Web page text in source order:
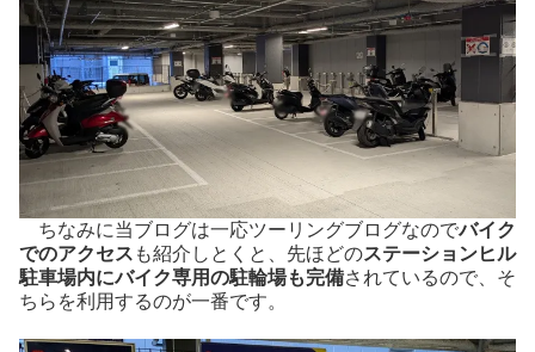
ちなみに当ブログは一応ツーリングブログなのでバイク
でのアクセス も紹介しとくと、先ほどのステーションヒル
駐車場内にバイク専用の駐輪場も完備されているので、そ
ちらを利用するのが一番です。